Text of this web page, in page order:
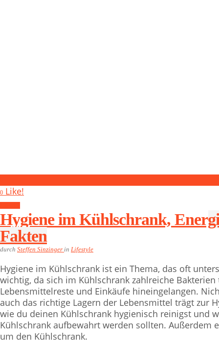
0 Like!
Hygiene im Kühlschrank,
Fakten
durch Steffen Sinzinger in Lifestyle
Hygiene im Kühlschrank ist ein Thema, das oft
wichtig, da sich im Kühlschrank zahlreiche
Lebensmittelreste und Einkäufe hineingelangen.
auch das richtige Lagern der Lebensmittel trägt zur
wie du deinen Kühlschrank hygienisch reinigst und
Kühlschrank aufbewahrt werden sollten. Außerdem
um den Kühlschrank.